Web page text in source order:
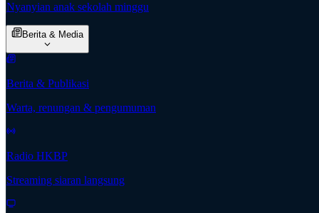
Nyanyian anak sekolah minggu
Berita & Media
Berita & Publikasi
Warta, renungan & pengumuman
Radio HKBP
Streaming siaran langsung